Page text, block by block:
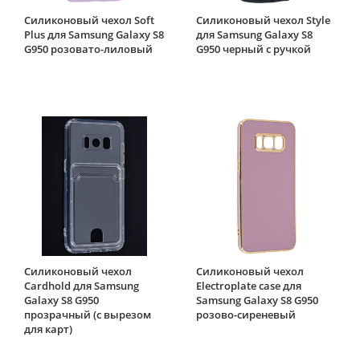
Силиконовый чехол Soft
Plus для Samsung Galaxy S8
G950 розовато-лиловый
Силиконовый чехол Style
для Samsung Galaxy S8
G950 черный с ручкой
Силиконовый чехол
Cardhold для Samsung
Galaxy S8 G950
прозрачный (с вырезом
для карт)
Силиконовый чехол
Electroplate case для
Samsung Galaxy S8 G950
розово-сиреневый